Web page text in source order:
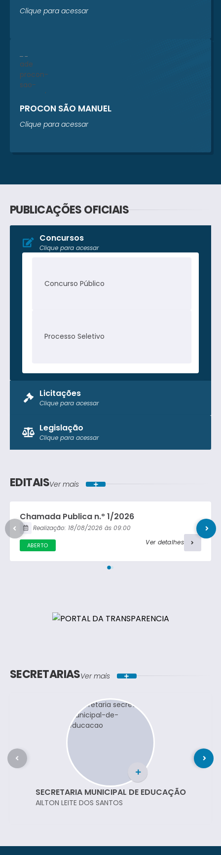
Clique para acessar
PROCON SÃO MANUEL
Clique para acessar
PUBLICAÇÕES OFICIAIS
Concursos
Clique para acessar
Concurso Público
Processo Seletivo
Licitações
Clique para acessar
Tomada de Preço
Carta Convite
Legislação
Clique para acessar
Lei Ordinária
Portaria
EDITAISVer mais
Chamada Publica n.º 1/2026
ABERTO
Realização: 18/08/2026
09:00
Ver detalhes
SECRETARIASVer mais
SECRETARIA MUNICIPAL DE EDUCAÇÃO
AILTON LEITE DOS SANTOS